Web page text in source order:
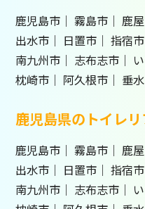
鹿児島市 霧島市 鹿
出水市
日置市 指宿市
南九州市
志布志市
枕崎市
阿久根市 垂
鹿児島県のトイレ
鹿児島市 霧島市 鹿
出水市
日置市 指宿市
南九州市
志布志市